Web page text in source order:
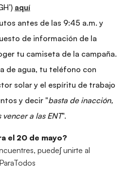
aquí
antes de las 9:45 a.m. y
de información de la
tu camiseta de la campaña.
de agua, tu teléfono con
solar y el espíritu de trabajo
y decir "basta de inacción,
a las ENT".
el 20 de mayo?
puede∫ unirte al